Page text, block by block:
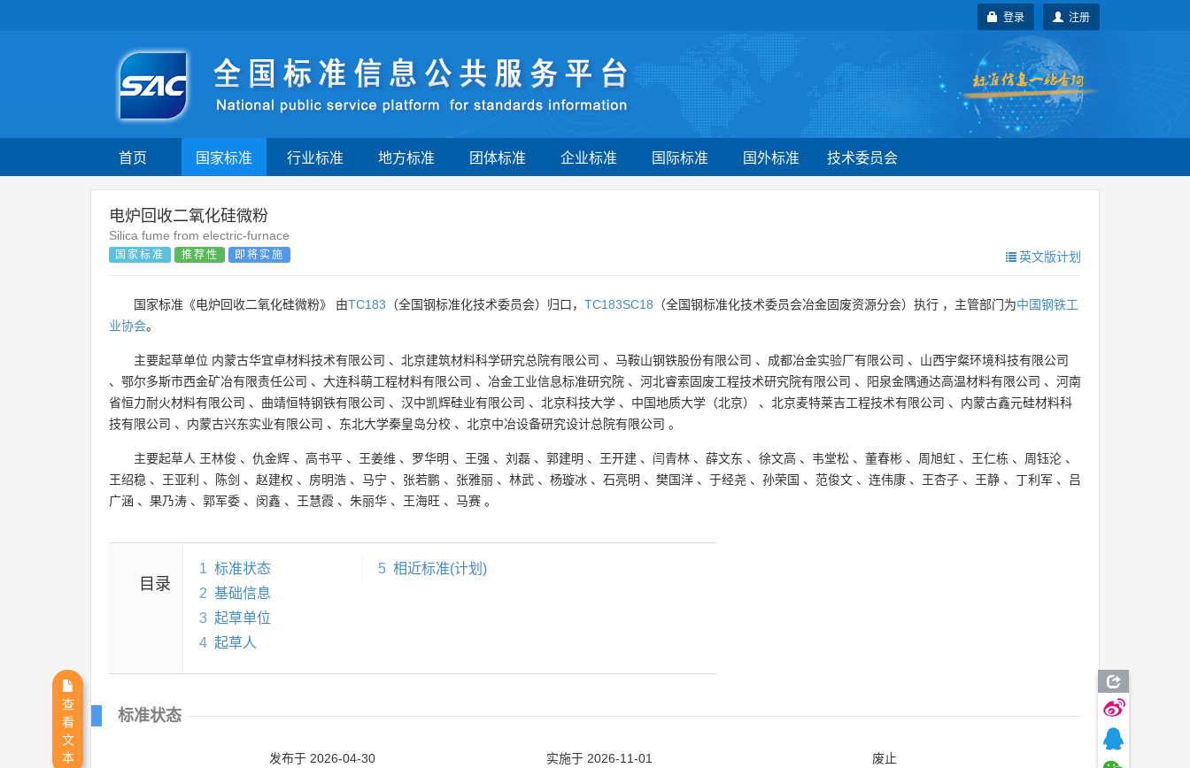
注册
登录
首页 国家标准 行业标准 地方标准 团体标准 企业标准 国际标准 国外标准 技术委员会
电炉回收二氧化硅微粉
Silica fume from electric-furnace
国家标准 推荐性 即将实施 英文版计划
国家标准《电炉回收二氧化硅微粉》 由TC183 （全国钢标准化技术委员会）归口， TC183SC18 （全国钢标准化技术委员会冶金固废资源分会）执行 ，主管部门为中国钢铁工
业协会。
主要起草单位 内蒙古华宜卓材料技术有限公司 、 北京建筑材料科学研究总院有限公司 、 马鞍山钢铁股份有限公司 、 成都冶金实验厂有限公司 、 山西宇粲环境科技有限公司
、 鄂尔多斯市西金矿冶有限责任公司 、 大连科萌工程材料有限公司 、 冶金工业信息标准研究院 、 河北睿索固废工程技术研究院有限公司 、 阳泉金隅通达高温材料有限公司 、 河南
省恒力耐火材料有限公司 、 曲靖恒特钢铁有限公司 、 汉中凯辉硅业有限公司 、 北京科技大学 、 中国地质大学（北京） 、 北京麦特莱吉工程技术有限公司 、 内蒙古鑫元硅材料科
技有限公司 、 内蒙古兴东实业有限公司 、 东北大学秦皇岛分校 、 北京中冶设备研究设计总院有限公司 。
主要起草人 王林俊 、 仇金辉 、 高书平 、 王姜维 、 罗华明 、 王强 、 刘磊 、 郭建明 、 王开建 、 闫青林 、 薛文东 、 徐文高 、 韦堂松 、 董春彬 、 周旭虹 、 王仁栋 、 周钰沦 、
王绍稳 、 王亚利 、 陈剑 、 赵建权 、 房明浩 、 马宁 、 张若鹏 、 张雅丽 、 林武 、 杨璇冰 、 石亮明 、 樊国洋 、 于经尧 、 孙荣国 、 范俊文 、 连伟康 、 王杏子 、 王静 、 丁利军 、 吕
广涵 、 果乃涛 、 郭军委 、 闵鑫 、 王慧霞 、 朱丽华 、 王海旺 、 马赛 。
目录
1 标准状态
2 基础信息
3 起草单位
4 起草人
5 相近标准(计划)
标准状态
发布于 2026-04-30 实施于 2026-11-01 废止
查
看
文
本